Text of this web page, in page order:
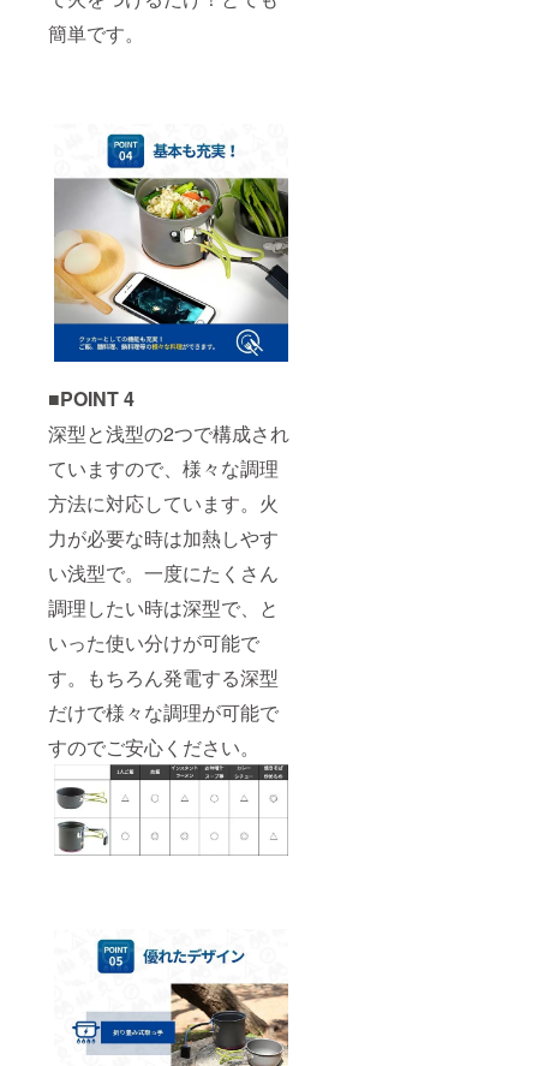
簡単です。
■POINT 4
深型と浅型の2つで構成され
ていますので、様々な調理
方法に対応しています。火
力が必要な時は加熱しやす
い浅型で。一度にたくさん
調理したい時は深型で、と
いった使い分けが可能で
す。もちろん発電する深型
だけで様々な調理が可能で
すのでご安心ください。